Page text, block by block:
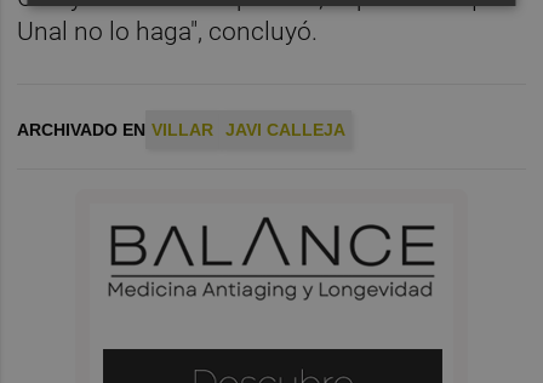
Unal no lo haga", concluyó.
ARCHIVADO EN VILLAR JAVI CALLEJA